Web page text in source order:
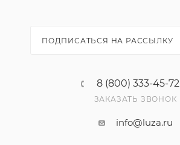
ПОДПИСАТЬСЯ НА РАССЫЛКУ
8 (800) 333-45-72
ЗАКАЗАТЬ ЗВОНОК
info@luza.ru